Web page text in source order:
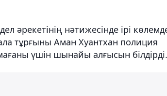
әрекетінің нәтижесінде ірі
тұрғыны Аман Хуантхан полиция
үшін шынайы алғысын білдірді.